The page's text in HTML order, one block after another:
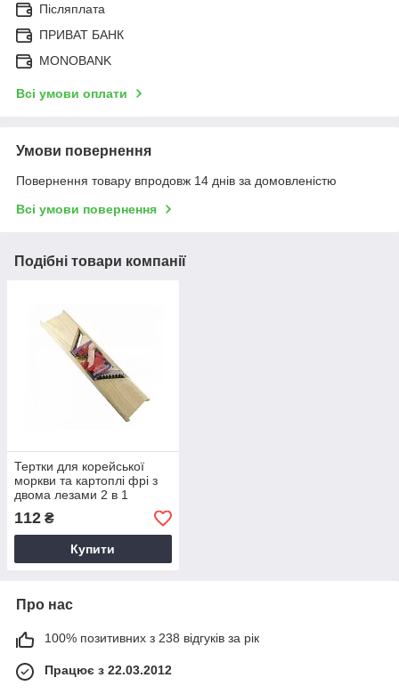
Післяплата
ПРИВАТ БАНК
MONOBANK
Всі умови оплати
Умови повернення
Повернення товару впродовж 14 днів за домовленістю
Всі умови повернення
Подібні товари компанії
Тертки для корейської
моркви та картоплі фрі з
двома лезами 2 в 1
(290х70mm) двосторонні
дерев'яні
112 ₴
Купити
Про нас
100% позитивних з 238 відгуків за рік
Працює з 22.03.2012